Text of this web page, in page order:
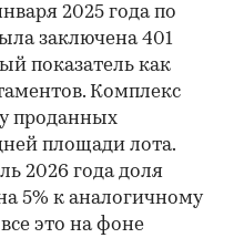
2025 года по
заключена 401
показатель как
Комплекс
проданных
площади лота.
2026 года доля
5% к аналогичному
это на фоне